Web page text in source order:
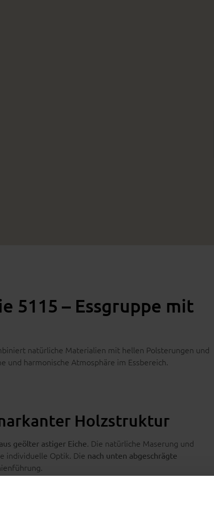
5115 – Essgruppe mit
natürliche Materialien mit hellen Polsterungen und
harmonische Atmosphäre im Essbereich.
Holzstruktur
geölter astiger Eiche. Die natürliche Maserung und
individuelle Optik. Die nach unten abgeschrägte